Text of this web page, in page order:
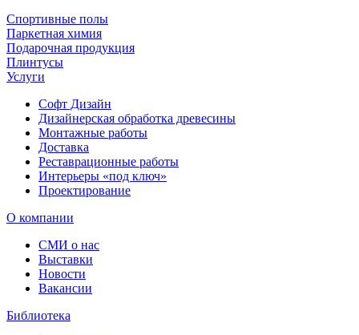
Спортивные полы
Паркетная химия
Подарочная продукция
Плинтусы
Услуги
Софт Дизайн
Дизайнерская обработка древесины
Монтажные работы
Доставка
Реставрационные работы
Интерьеры «под ключ»
Проектирование
О компании
СМИ о нас
Выставки
Новости
Вакансии
Библиотека